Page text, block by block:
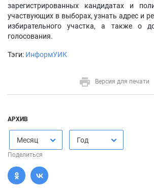
зарегистрированных кандидатах и
участвующих в выборах, узнать адрес и
избирательного участка, а также о
голосования.
Тэги: ИнформУИК
Версия для печати
АРХИВ
Месяц Год
Поделиться